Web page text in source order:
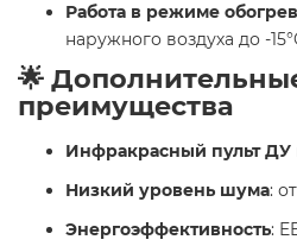
Работа в режиме
наружного воздуха до -
🌟
преимущества
Инфракрасный пульт ДУ
Низкий уровень шума:
Энергоэффективность: